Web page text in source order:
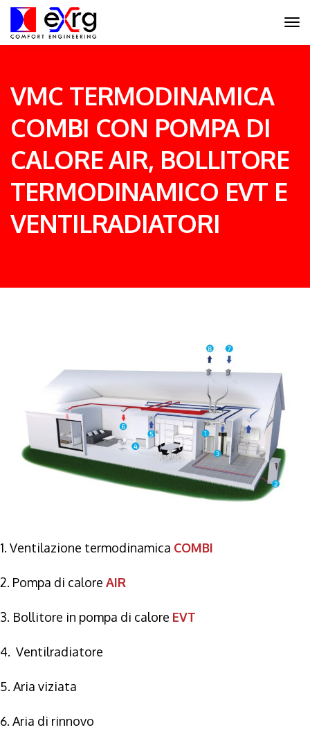
VMC TERMODINAMICA
COMBI CON POMPA DI
CALORE AIR, BOLLITORE
TERMODINAMICO EVT E
VENTILRADIATORI
1. Ventilazione termodinamica COMBI
2. Pompa di calore AIR
3. Bollitore in pompa di calore EVT
4. Ventilradiatore
5. Aria viziata
6. Aria di rinnovo